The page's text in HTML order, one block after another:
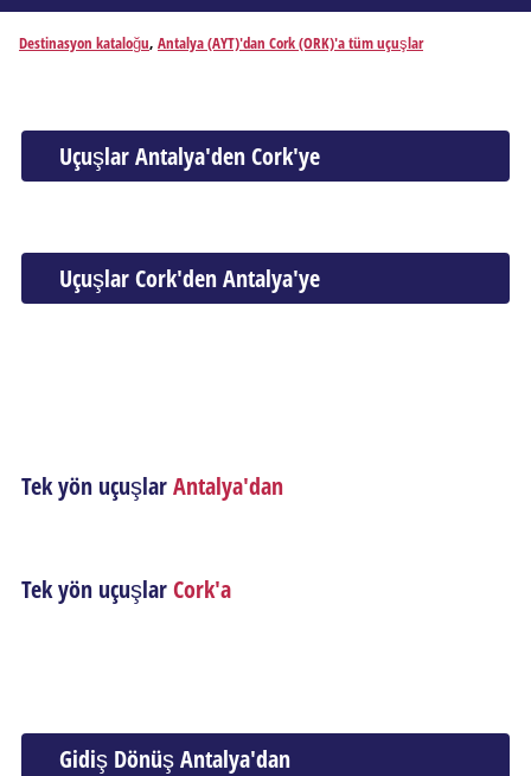
Destinasyon kataloğu, Antalya (AYT)'dan Cork (ORK)'a tüm uçuşlar
Uçuşlar Antalya'den Cork'ye
Uçuşlar Cork'den Antalya'ye
Tek yön uçuşlarAntalya'dan
Tek yön uçuşlarCork'a
Gidiş Dönüş Antalya'dan